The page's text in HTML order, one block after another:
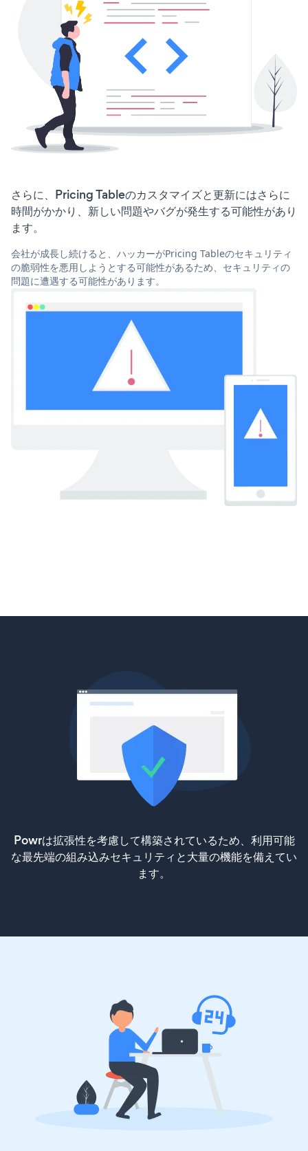
さらに、Pricing Tableのカスタマイズと更新にはさらに
時間がかかり、新しい問題やバグが発生する可能性があり
ます。
会社が成長し続けると、ハッカーがPricing Tableのセキュリティ
の脆弱性を悪用しようとする可能性があるため、セキュリティの
問題に遭遇する可能性があります。
Powrは拡張性を考慮して構築されているため、利用可能
な最先端の組み込みセキュリティと大量の機能を備えてい
ます。